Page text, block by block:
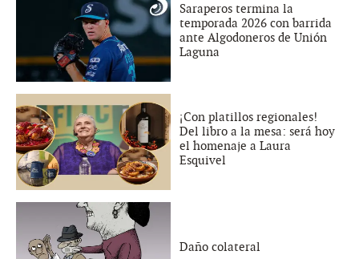
Saraperos termina la
temporada 2026 con barrida
ante Algodoneros de Unión
Laguna
¡Con platillos regionales!
Del libro a la mesa: será hoy
el homenaje a Laura
Esquivel
Daño colateral